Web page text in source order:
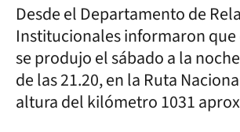
Desde el Departamento de
Institucionales informaron
se produjo el sábado a la
de las 21.20, en la Ruta
altura del kilómetro 1031